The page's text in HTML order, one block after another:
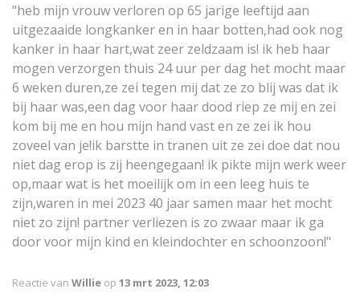
"heb mijn vrouw verloren op 65 jarige leeftijd aan
uitgezaaide longkanker en in haar botten,had ook nog
kanker in haar hart,wat zeer zeldzaam is! ik heb haar
mogen verzorgen thuis 24 uur per dag het mocht maar
6 weken duren,ze zei tegen mij dat ze zo blij was dat ik
bij haar was,een dag voor haar dood riep ze mij en zei
kom bij me en hou mijn hand vast en ze zei ik hou
zoveel van je!ik barstte in tranen uit ze zei doe dat nou
niet dag erop is zij heengegaan! ik pikte mijn werk weer
op,maar wat is het moeilijk om in een leeg huis te
zijn,waren in mei 2023 40 jaar samen maar het mocht
niet zo zijn! partner verliezen is zo zwaar maar ik ga
door voor mijn kind en kleindochter en schoonzoon!"
Reactie van Willie op 13 mrt 2023, 12:03